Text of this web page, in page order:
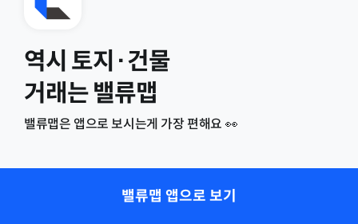
역시 토지·건물
거래는 밸류맵
밸류맵은 앱으로 보시는게 가장 편해요 👀
밸류맵 앱으로 보기